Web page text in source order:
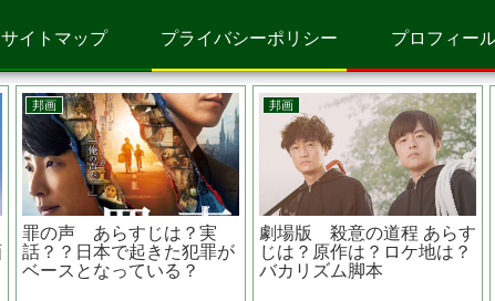
サイトマップ プライバシーポリシー プロフィー
アニメ映画
リョーマ！The Prince
Of Tennis 新生劇場版テニ
スの王子様 あらすじは？声
邦画
砕け散るところを見せてあ
げる あらすじは？原作は？
真っ赤な嵐って？？